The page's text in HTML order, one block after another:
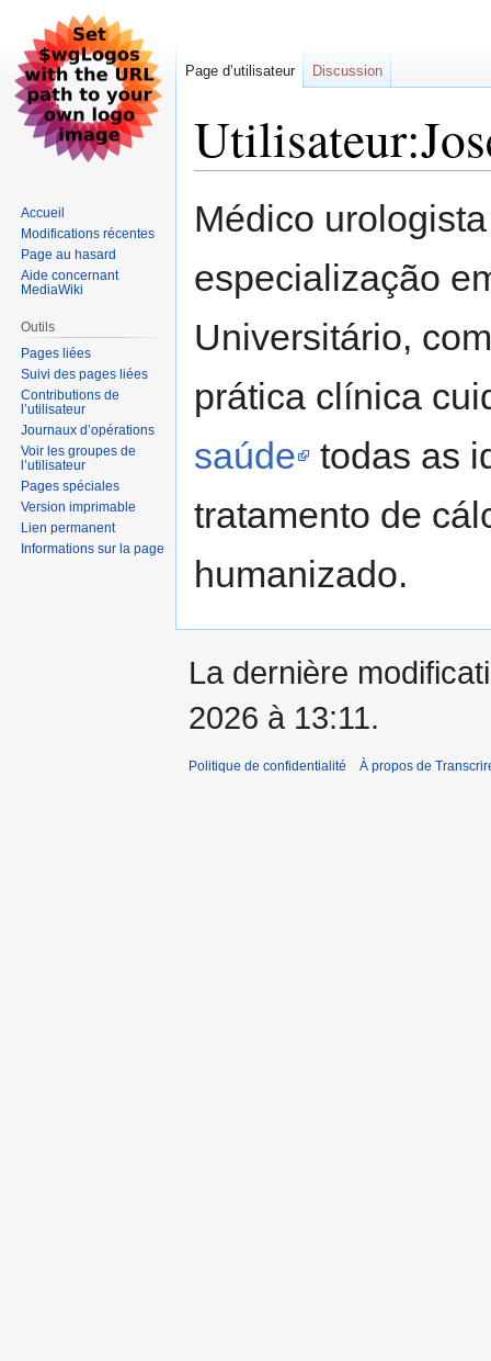
navigation
recherche
Médico
especialização
Universitário,
prática clínica
saúde
todas as
tratamento de
humanizado.
Page d’utilisateur Discussion
Accueil
Modifications récentes
Page au hasard
Aide concernant
MediaWiki
Outils
Pages liées
Suivi des pages liées
Contributions de
l’utilisateur
Journaux d’opérations
Voir les groupes de
l’utilisateur
Pages spéciales
Version imprimable
Lien permanent
Informations sur la page
La dernière
2026 à 13:11.
Politique de confidentialité À propos de